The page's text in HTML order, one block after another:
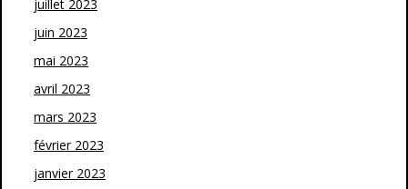
juillet 2023
juin 2023
mai 2023
avril 2023
mars 2023
février 2023
janvier 2023